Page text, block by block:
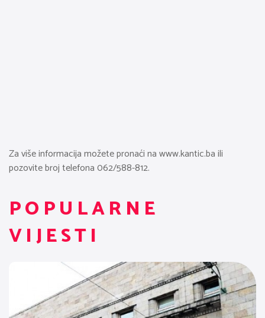
Za više informacija možete pronaći na www.kantic.ba ili
pozovite broj telefona 062/588-812.
POPULARNE
VIJESTI